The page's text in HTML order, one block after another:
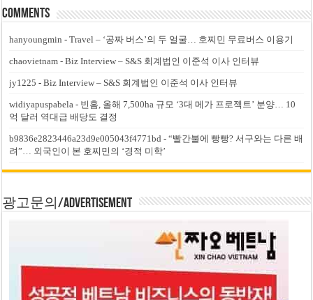
Comments
hanyoungmin -Travel – ‘공짜 버스’의 두 얼굴… 호찌민 무료버스 이용기
chaovietnam -Biz Interview – S&S 회계법인 이준석 이사 인터뷰
jy1225 -Biz Interview – S&S 회계법인 이준석 이사 인터뷰
widiyapuspabela - 빈홈, 올해 7,500ha 규모 ‘3대 메가 프로젝트’ 분양… 10
억 달러 역대급 배당도 결정
b9836e2823446a23d9e005043f4771bd -“빨간불에 빵빵? 서구와는 다른 배
려”… 외국인이 본 호찌민의 ‘경적 미학’
광고문의/Advertisement